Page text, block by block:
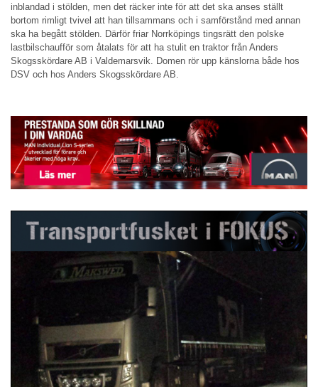
inblandad i stölden, men det räcker inte för att det ska anses ställt
bortom rimligt tvivel att han tillsammans och i samförstånd med annan
ska ha begått stölden. Därför friar Norrköpings tingsrätt den polske
lastbilschaufför som åtalats för att ha stulit en traktor från Anders
Skogsskördare AB i Valdemarsvik. Domen rör upp känslorna både hos
DSV och hos Anders Skogsskördare AB.